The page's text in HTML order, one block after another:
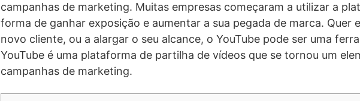
campanhas de marketing. Muitas empresas começaram a utilizar a
forma de ganhar exposição e aumentar a sua pegada de marca. Quer
novo cliente, ou a alargar o seu alcance, o YouTube pode ser uma
YouTube é uma plataforma de partilha de vídeos que se tornou um
campanhas de marketing.